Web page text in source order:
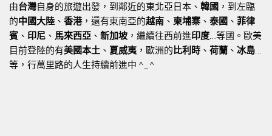
由台灣自身的旅遊出發，到鄰近的東北亞日本、 韓國 ，到左臨
的中國大陸 、 香港，還有東南亞的越南 、 柬埔寨 、 泰國 、 菲律
賓 、 印尼 、 馬來西亞 、 新加坡 ，繼續往西前進印度…等國。歐美
目前登陸的有美國本土 、 夏威夷 ，歐洲的比利時 、 荷蘭 、 冰島…
等，行萬里路的人生持續前進中 ^_^